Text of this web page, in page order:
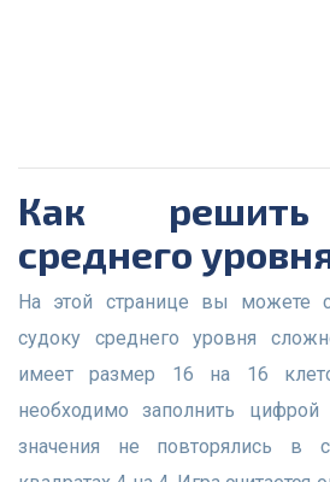
Как решить судоку
среднего
На этой странице вы можете сыграть в огромное
судоку среднего уровня
имеет размер 16 на 16
необходимо заполнить
значения не повторялись в